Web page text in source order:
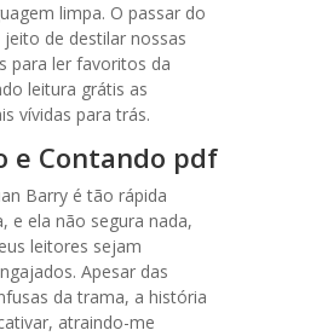
limpa. O passar do
de destilar nossas
para ler favoritos da
leitura grátis as
vívidas para trás.
e Contando pdf
Barry é tão rápida
e ela não segura nada,
leitores sejam
Apesar das
da trama, a história
atraindo-me